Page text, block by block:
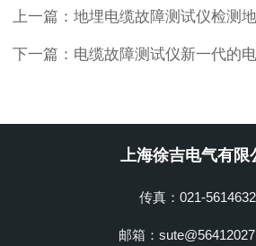
上一篇： 地埋电缆故障测试仪检测地埋电缆故
下一篇： 电缆故障测试仪新一代的电缆故障
上海徐吉电气有限
传真：021-
邮箱：